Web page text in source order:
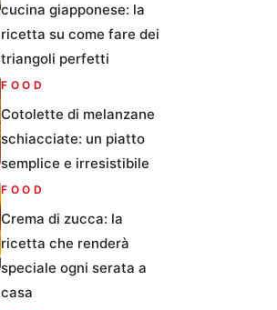
cucina giapponese: la
ricetta su come fare dei
triangoli perfetti
FOOD
Cotolette di melanzane
schiacciate: un piatto
semplice e irresistibile
FOOD
Crema di zucca: la
ricetta che renderà
speciale ogni serata a
casa